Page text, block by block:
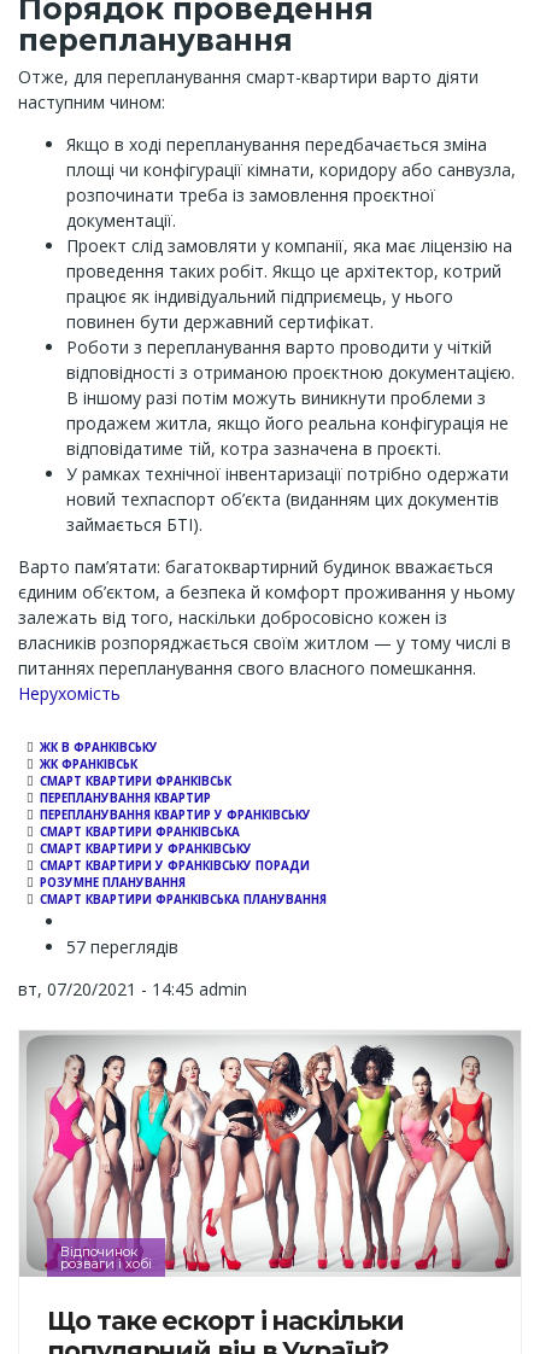
Порядок проведення
перепланування
Отже, для перепланування смарт-квартири варто діяти
наступним чином:
Якщо в ході перепланування передбачається зміна
площі чи конфігурації кімнати, коридору або санвузла,
розпочинати треба із замовлення проєктної
документації.
Проект слід замовляти у компанії, яка має ліцензію на
проведення таких робіт. Якщо це архітектор, котрий
працює як індивідуальний підприємець, у нього
повинен бути державний сертифікат.
Роботи з перепланування варто проводити у чіткій
відповідності з отриманою проєктною документацією.
В іншому разі потім можуть виникнути проблеми з
продажем житла, якщо його реальна конфігурація не
відповідатиме тій, котра зазначена в проєкті.
У рамках технічної інвентаризації потрібно одержати
новий техпаспорт об’єкта (виданням цих документів
займається БТІ).
Варто пам’ятати: багатоквартирний будинок вважається
єдиним об’єктом, а безпека й комфорт проживання у ньому
залежать від того, наскільки добросовісно кожен із
власників розпоряджається своїм житлом — у тому числі в
питаннях перепланування свого власного помешкання.
Channel
Нерухомість
ЖК В ФРАНКІВСЬКУ
ЖК ФРАНКІВСЬК
СМАРТ КВАРТИРИ ФРАНКІВСЬК
ПЕРЕПЛАНУВАННЯ КВАРТИР
ПЕРЕПЛАНУВАННЯ КВАРТИР У ФРАНКІВСЬКУ
СМАРТ КВАРТИРИ ФРАНКІВСЬКА
СМАРТ КВАРТИРИ У ФРАНКІВСЬКУ
СМАРТ КВАРТИРИ У ФРАНКІВСЬКУ ПОРАДИ
РОЗУМНЕ ПЛАНУВАННЯ
СМАРТ КВАРТИРИ ФРАНКІВСЬКА ПЛАНУВАННЯ
57 переглядів
вт, 07/20/2021 - 14:45 admin
Відпочинок
розваги і хобі
Що таке ескорт і наскільки